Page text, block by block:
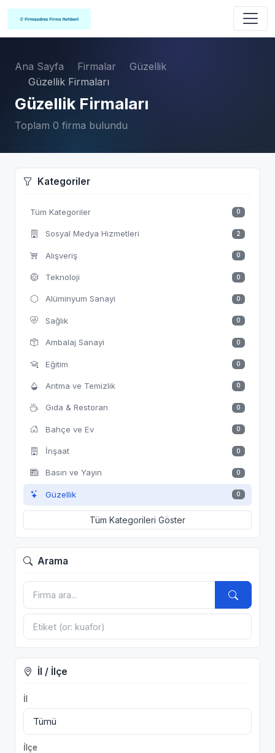
Ana Sayfa Firmalar
Güzellik
Güzellik Firmaları
Güzellik Firmaları
Toplam 0 firma bulundu
Kategoriler
Tüm Kategoriler 0
Sosyal Medya Hizmetleri 2
Alışveriş 0
Teknoloji 0
Alüminyum Sanayi 0
Sağlık 0
Ambalaj Sanayi 0
Eğitim 0
Arıtma ve Temizlik 0
Gıda & Restoran 0
Bahçe ve Ev 0
İnşaat 0
Basın ve Yayın 0
Güzellik 0
Tüm Kategorileri Göster
Arama
İl / İlçe
İl
İlçe